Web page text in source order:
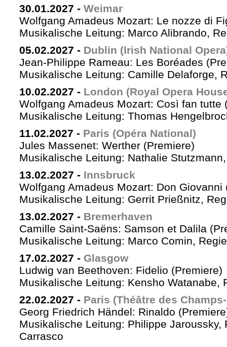
30.01.2027 - Weimar
Wolfgang Amadeus Mozart: Le nozze di
Musikalische Leitung: Marco Alibrando,
05.02.2027 - Dublin (Irish National
Jean-Philippe Rameau: Les Boréades
Musikalische Leitung: Camille Delaforge,
10.02.2027 - London (Royal Opera
Wolfgang Amadeus Mozart: Così fan tutte
Musikalische Leitung: Thomas
11.02.2027 - Paris (Opéra National)
Jules Massenet: Werther (Premiere)
Musikalische Leitung: Nathalie
13.02.2027 - Innsbruck
Wolfgang Amadeus Mozart: Don Giovanni
Musikalische Leitung: Gerrit Prießnitz,
13.02.2027 - Bremerhaven
Camille Saint-Saëns: Samson et Dalila
Musikalische Leitung: Marco Comin,
17.02.2027 - Glasgow
Ludwig van Beethoven: Fidelio (Premiere)
Musikalische Leitung: Kensho Watanabe,
22.02.2027 - Paris (Théâtre des
Georg Friedrich Händel: Rinaldo
Musikalische Leitung: Philippe Jaroussky,
Carrasco